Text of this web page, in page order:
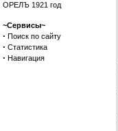
ОРЕЛЪ 1921 год
~Сервисы~
· Поиск по сайту
· Статистика
· Навигация